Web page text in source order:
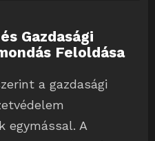
Gazdasági
Feloldása
a gazdasági
egymással. A